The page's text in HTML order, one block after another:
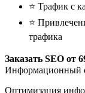
⭐ Трафик с
⭐
трафика
Заказать SEO от
Информационный
Оптимизация